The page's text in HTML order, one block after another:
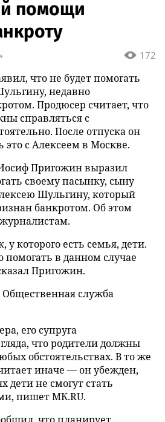
помощи
172
что не будет помогать
недавно
Продюсер считает, что
справляться с
После отпуска он
это с Алексеем в Москве.
Пригожин выразил
своему пасынку, сыну
Шульгину, который
банкротом. Об этом
которого есть семья, дети.
помогать в данном случае
Пригожин.
Общественная служба
его супруга
что родители должны
обстоятельствах. В то же
иначе — он убежден,
дети не смогут стать
пишет МК.RU.